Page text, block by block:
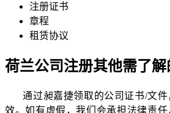
注册证书
章程
租赁协议
荷兰公司注册其他需了解
通过昶嘉捷领取的公司证书/文
效。如有虚假，我们会承担法律责